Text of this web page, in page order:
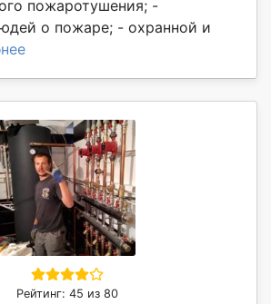
пожаротушения; -
о пожаре; - охранной и
Рейтинг: 45 из 80